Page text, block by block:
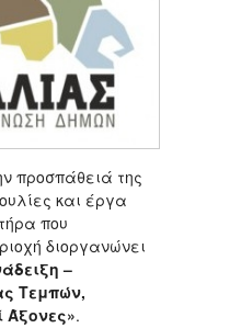
προσπάθειά της
και έργα
που
διοργανώνει
–
Τεμπών,
Άξονες».